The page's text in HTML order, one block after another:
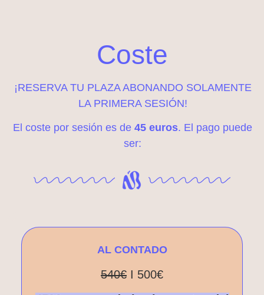
Coste
¡RESERVA TU PLAZA ABONANDO SOLAMENTE
LA PRIMERA SESIÓN!
El coste por sesión es de 45 euros. El pago puede
ser:
AL CONTADO
540€ I 500€